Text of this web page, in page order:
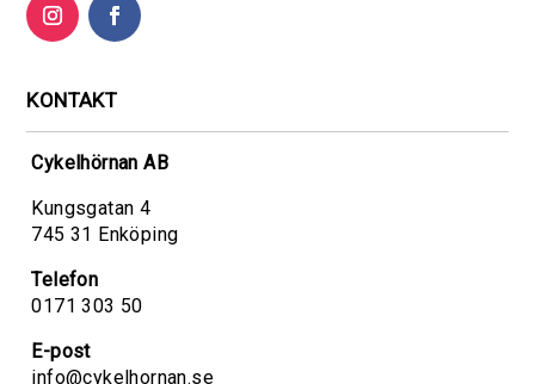
KONTAKT
Cykelhörnan AB
Kungsgatan 4
745 31 Enköping
Telefon
0171 303 50
E-post
info@cykelhornan.se